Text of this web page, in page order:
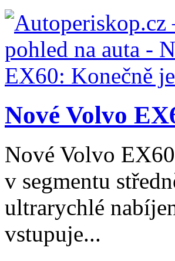
Nové Volvo
Nové Volvo
v segmentu
ultrarychlé
vstupuje...